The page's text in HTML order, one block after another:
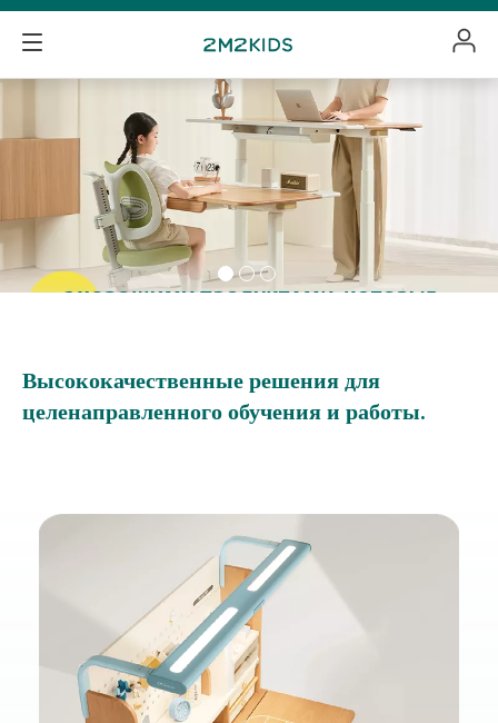
Высококачественные решения для
целенаправленного обучения и работы.